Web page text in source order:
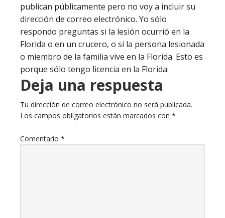
publican públicamente pero no voy a incluir su
dirección de correo electrónico. Yo sólo
respondo preguntas si la lesión ocurrió en la
Florida o en un crucero, o si la persona lesionada
o miembro de la familia vive en la Florida. Esto es
porque sólo tengo licencia en la Florida.
Deja una respuesta
Tu dirección de correo electrónico no será publicada.
Los campos obligatorios están marcados con *
Comentario *